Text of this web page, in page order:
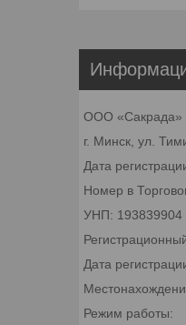
ООО «Сакрада»
г. Минск, ул.
Дата
Номер в
УНП: 193839904
Дата
Режим работы: